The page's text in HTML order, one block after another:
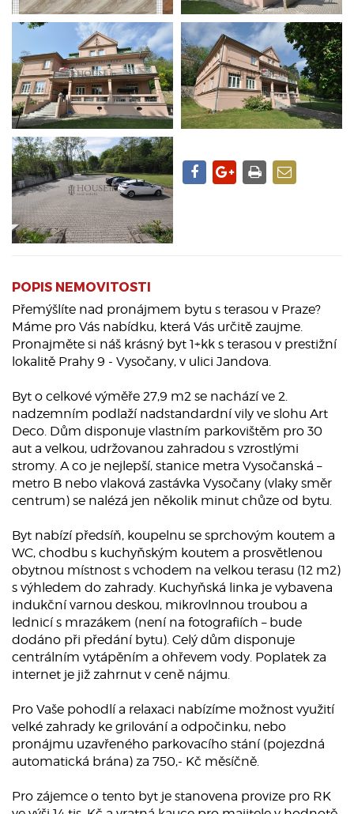
POPIS NEMOVITOSTI
Přemýšlíte nad pronájmem bytu s terasou v Praze?
Máme pro Vás nabídku, která Vás určitě zaujme.
Pronajměte si náš krásný byt 1+kk s terasou v prestižní
lokalitě Prahy 9 - Vysočany, v ulici Jandova.
Byt o celkové výměře 27,9 m2 se nachází ve 2.
nadzemním podlaží nadstandardní vily ve slohu Art
Deco. Dům disponuje vlastním parkovištěm pro 30
aut a velkou, udržovanou zahradou s vzrostlými
stromy. A co je nejlepší, stanice metra Vysočanská –
metro B nebo vlaková zastávka Vysočany (vlaky směr
centrum) se nalézá jen několik minut chůze od bytu.
Byt nabízí předsíň, koupelnu se sprchovým koutem a
WC, chodbu s kuchyňským koutem a prosvětlenou
obytnou místnost s vchodem na velkou terasu (12 m2)
s výhledem do zahrady. Kuchyňská linka je vybavena
indukční varnou deskou, mikrovlnnou troubou a
lednicí s mrazákem (není na fotografiích – bude
dodáno při předání bytu). Celý dům disponuje
centrálním vytápěním a ohřevem vody. Poplatek za
internet je již zahrnut v ceně nájmu.
Pro Vaše pohodlí a relaxaci nabízíme možnost využití
velké zahrady ke grilování a odpočinku, nebo
pronájmu uzavřeného parkovacího stání (pojezdná
automatická brána) za 750,- Kč měsíčně.
Pro zájemce o tento byt je stanovena provize pro RK